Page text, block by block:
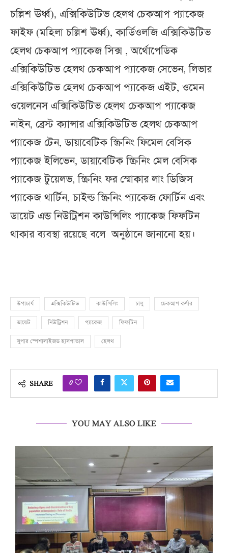
চল্লিশ ঊর্ধ্ব), এক্সিকিউটিভ হেলথ চেকআপ প্যাকেজ
ফাইফ (মহিলা চল্লিশ ঊর্ধ্ব), কার্ডিওলজি এক্সিকিউটিভ
হেলথ চেকআপ প্যাকেজ সিক্স , অর্থোপেডিক
এক্সিকিউটিভ হেলথ চেকআপ প্যাকেজ সেভেন, লিভার
এক্সিকিউটিভ হেলথ চেকআপ প্যাকেজ এইট, ওমেন
ওয়েলনেস এক্সিকিউটিভ হেলথ চেকআপ প্যাকেজ
নাইন, ব্রেস্ট ক্যান্সার এক্সিকিউটিভ হেলথ চেকআপ
প্যাকেজ টেন, ডায়াবেটিক স্ক্রিনিং ফিমেল বেসিক
প্যাকেজ ইলিভেন, ডায়াবেটিক স্ক্রিনিং মেল বেসিক
প্যাকেজ টুয়েলভ, স্ক্রিনিং ফর স্মোকার লাং ডিজিস
প্যাকেজ থার্টিন, চাইল্ড স্ক্রিনিং প্যাকেজ ফোর্টিন এবং
ডায়েট এন্ড নিউট্রিশন কাউন্সিলিং প্যাকেজ ফিফটিন
থাকার ব্যবস্থা রয়েছে বলে অনুষ্ঠানে জানানো হয়।
উপাচার্য এক্সিকিউটিভ কাউন্সিলিং চালু চেকআপ কর্ণার
ডায়েট নিউট্রিশন প্যাকেজ ফিফটিন
সুপার স্পেশালাইজড হাসপাতাল হেলথ
SHARE 0
YOU MAY ALSO LIKE